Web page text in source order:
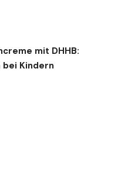
mit DHHB:
Kindern